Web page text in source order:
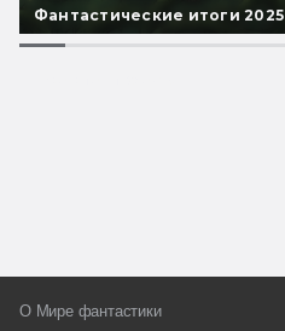
Фантастические итоги 2025
О Мире фантастики